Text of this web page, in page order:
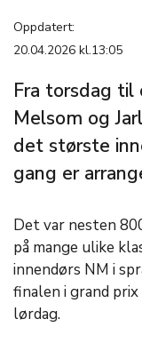
Oppdatert:
20.04.2026 kl.13:05
Fra torsdag til
Melsom og
det største
gang er
Det var nesten
på mange ulike
innendørs NM i
finalen i grand
lørdag.